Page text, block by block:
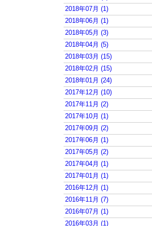
2018年07月 (1)
2018年06月 (1)
2018年05月 (3)
2018年04月 (5)
2018年03月 (15)
2018年02月 (15)
2018年01月 (24)
2017年12月 (10)
2017年11月 (2)
2017年10月 (1)
2017年09月 (2)
2017年06月 (1)
2017年05月 (2)
2017年04月 (1)
2017年01月 (1)
2016年12月 (1)
2016年11月 (7)
2016年07月 (1)
2016年03月 (1)